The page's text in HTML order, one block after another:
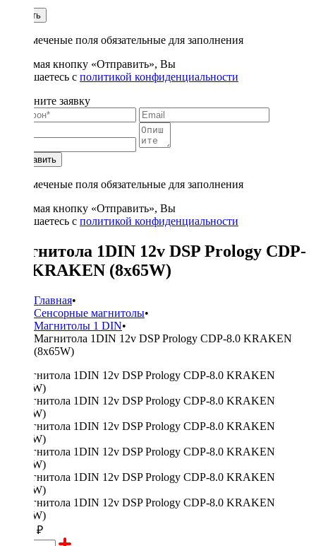
Купить
* - отмеченые поля обязательные для заполнения
Нажимая кнопку «Отправить», Вы
соглашаетесь с политикой конфиденциальности
Заполните заявку
Отправить
* - отмеченые поля обязательные для заполнения
Нажимая кнопку «Отправить», Вы
соглашаетесь с политикой конфиденциальности
Магнитола 1DIN 12v DSP Prology CDP-
8.0 KRAKEN (8x65W)
Главная•
Сенсорные магнитолы•
Магнитолы 1 DIN•
Магнитола 1DIN 12v DSP Prology CDP-8.0 KRAKEN
(8x65W)
11990 ₽